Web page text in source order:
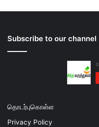
Subscribe to our channel
தொடர்புகொள்ள
Privacy Policy